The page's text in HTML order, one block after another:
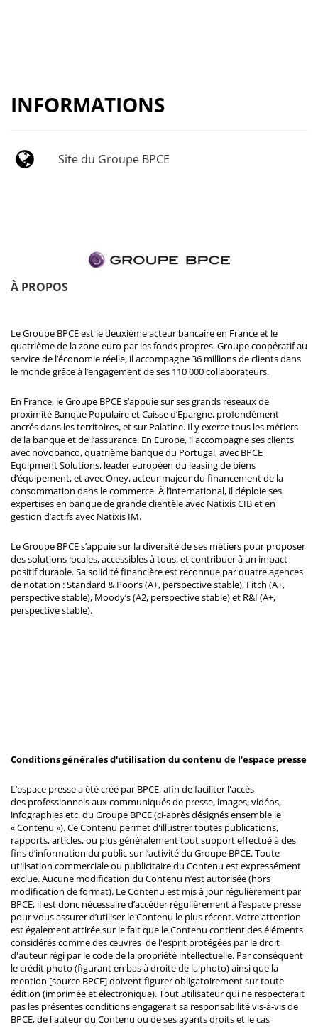
INFORMATIONS
Site du Groupe BPCE
À PROPOS
Le Groupe BPCE est le deuxième acteur bancaire en France et le
quatrième de la zone euro par les fonds propres. Groupe coopératif au
service de l’économie réelle, il accompagne 36 millions de clients dans
le monde grâce à l’engagement de ses 110 000 collaborateurs.
En France, le Groupe BPCE s’appuie sur ses grands réseaux de
proximité Banque Populaire et Caisse d’Epargne, profondément
ancrés dans les territoires, et sur Palatine. Il y exerce tous les métiers
de la banque et de l’assurance. En Europe, il accompagne ses clients
avec novobanco, quatrième banque du Portugal, avec BPCE
Equipment Solutions, leader européen du leasing de biens
d’équipement, et avec Oney, acteur majeur du financement de la
consommation dans le commerce. À l’international, il déploie ses
expertises en banque de grande clientèle avec Natixis CIB et en
gestion d’actifs avec Natixis IM.
Le Groupe BPCE s’appuie sur la diversité de ses métiers pour proposer
des solutions locales, accessibles à tous, et contribuer à un impact
positif durable. Sa solidité financière est reconnue par quatre agences
de notation : Standard & Poor’s (A+, perspective stable), Fitch (A+,
perspective stable), Moody’s (A2, perspective stable) et R&I (A+,
perspective stable).
Conditions générales d'utilisation du contenu de l’espace presse
L’espace presse a été créé par BPCE, afin de faciliter l'accès
des professionnels aux communiqués de presse, images, vidéos,
infographies etc. du Groupe BPCE (ci-après désignés ensemble le
« Contenu »). Ce Contenu permet d'illustrer toutes publications,
rapports, articles, ou plus généralement tout support effectué à des
fins d’information du public sur l’activité du Groupe BPCE. Toute
utilisation commerciale ou publicitaire du Contenu est expressément
exclue. Aucune modification du Contenu n’est autorisée (hors
modification de format). Le Contenu est mis à jour régulièrement par
BPCE, il est donc nécessaire d’accéder régulièrement à l’espace presse
pour vous assurer d’utiliser le Contenu le plus récent. Votre attention
est également attirée sur le fait que le Contenu contient des éléments
considérés comme des œuvres de l'esprit protégées par le droit
d'auteur régi par le code de la propriété intellectuelle. Par conséquent
le crédit photo (figurant en bas à droite de la photo) ainsi que la
mention [source BPCE] doivent figurer obligatoirement sur toute
édition (imprimée et électronique). Tout utilisateur qui ne respecterait
pas les présentes conditions engagerait sa responsabilité vis-à-vis de
BPCE, de l'auteur du Contenu ou de ses ayants droits et le cas